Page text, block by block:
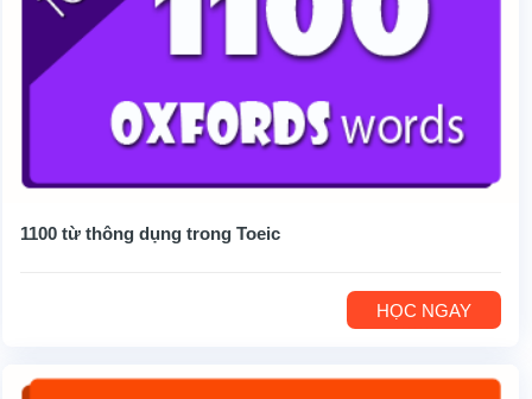
1100 từ thông dụng trong Toeic
HỌC NGAY